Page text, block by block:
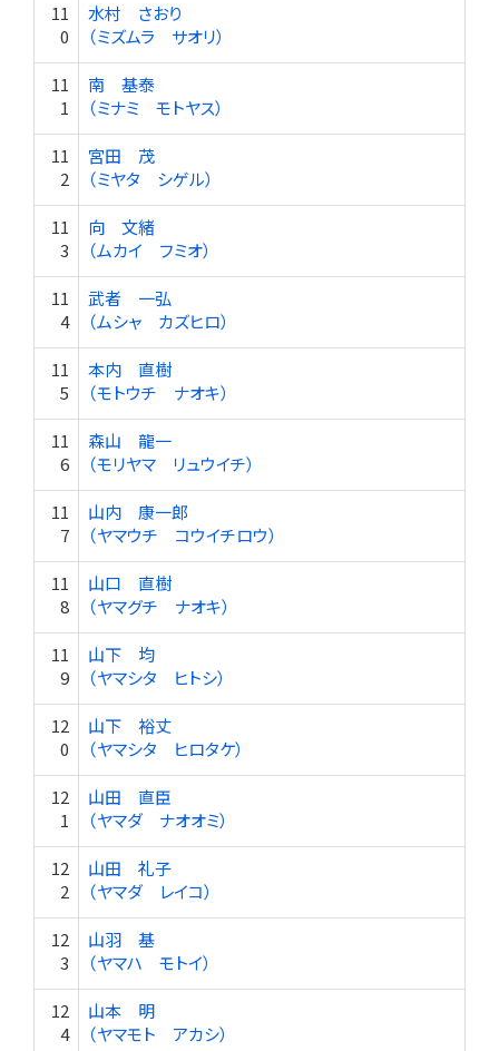
11
0
水村 さおり
（ミズムラ サオリ）
11
1
南 基泰
（ミナミ モトヤス）
11
2
宮田 茂
（ミヤタ シゲル）
11
3
向 文緒
（ムカイ フミオ）
11
4
武者 一弘
（ムシャ カズヒロ）
11
5
本内 直樹
（モトウチ ナオキ）
11
6
森山 龍一
（モリヤマ リュウイチ）
11
7
山内 康一郎
（ヤマウチ コウイチロウ）
11
8
山口 直樹
（ヤマグチ ナオキ）
11
9
山下 均
（ヤマシタ ヒトシ）
12
0
山下 裕丈
（ヤマシタ ヒロタケ）
12
1
山田 直臣
（ヤマダ ナオオミ）
12
2
山田 礼子
（ヤマダ レイコ）
12
3
山羽 基
（ヤマハ モトイ）
12
4
山本 明
（ヤマモト アカシ）